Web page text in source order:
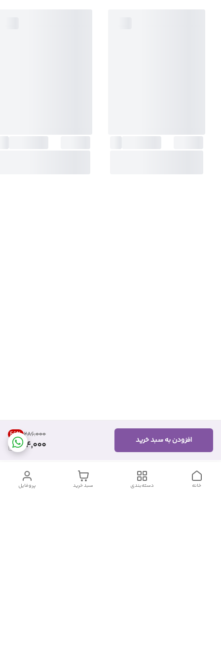
۲۸۶٬۰۰۰ 46%
154,000 افزودن به سبد خرید
پروفایل سبد خرید دسته‌بندی خانه